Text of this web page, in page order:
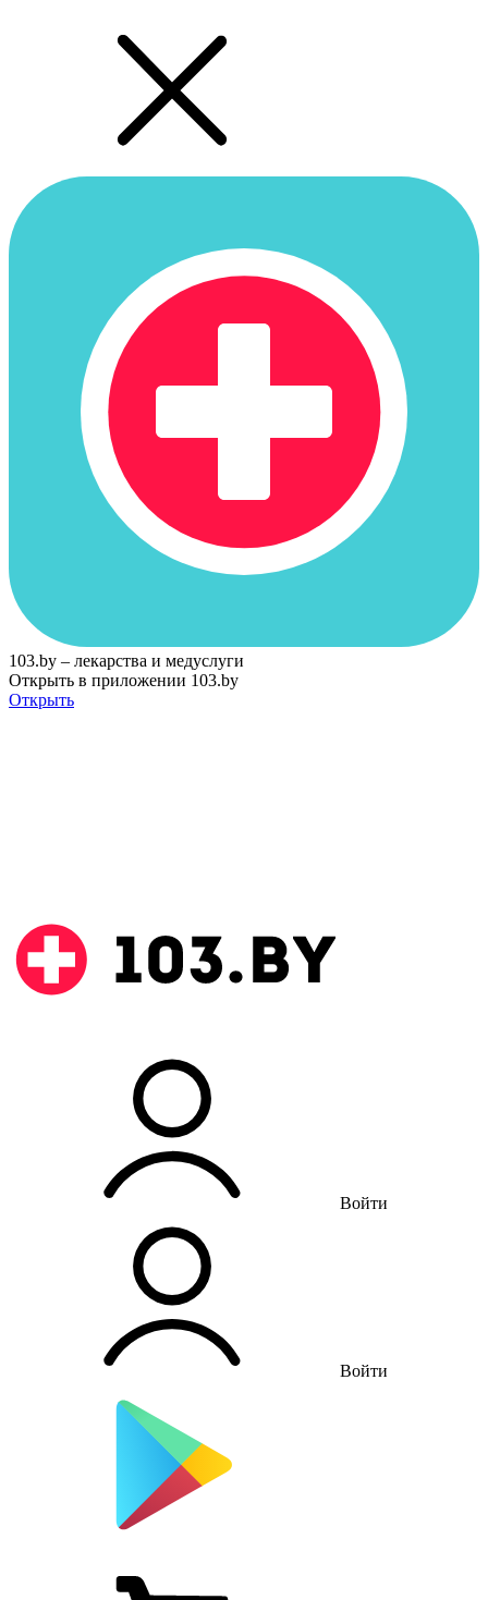
103.by – лекарства и медуслуги
Открыть в приложении 103.by
Открыть
Войти
Войти